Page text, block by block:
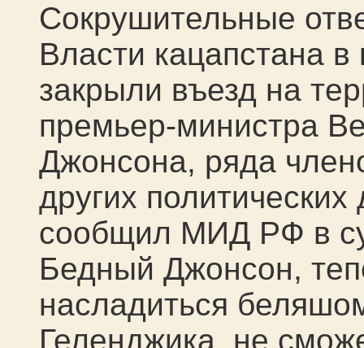
Сокрушительные
Власти кацапстана
закрыли въезд на
премьер-министра
Джонсона, ряда
других
сообщил МИД РФ в
Бедный Джонсон,
насладиться
Геленджика, не